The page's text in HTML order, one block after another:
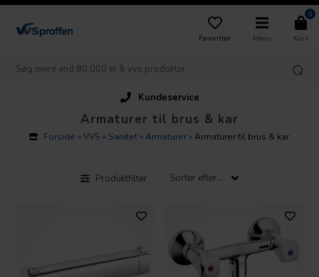
Favoritter Menu
0
Kurv
Kundeservice
Armaturer til brus & kar
Forside »VVS » Sanitet »Armaturer »Armaturer til brus & kar
Produktfilter